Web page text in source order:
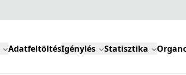
AdatfeltöltésIgénylés Statisztika